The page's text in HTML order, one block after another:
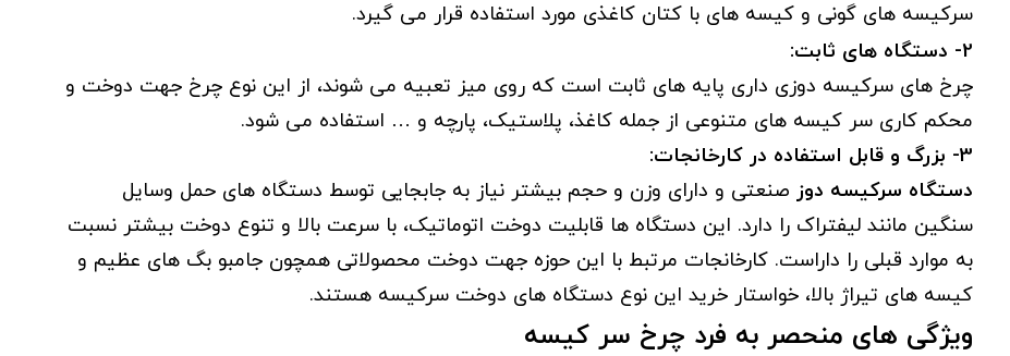
سرکیسه های گونی و کیسه های با کتان کاغذی مورد استفاده قرار می گیرد.
2- دستگاه های ثابت:
چرخ های سرکیسه دوزی داری پایه های ثابت است که روی میز تعبیه می شوند، از این نوع چرخ جهت دوخت و
محکم کاری سر کیسه های متنوعی از جمله کاغذ، پلاستیک، پارچه و … استفاده می شود.
3- بزرگ و قابل استفاده در کارخانجات:
دستگاه سرکیسه دوز صنعتی و دارای وزن و حجم بیشتر نیاز به جابجایی توسط دستگاه های حمل وسایل
سنگین مانند لیفتراک را دارد. این دستگاه ها قابلیت دوخت اتوماتیک، با سرعت بالا و تنوع دوخت بیشتر نسبت
به موارد قبلی را داراست. کارخانجات مرتبط با این حوزه جهت دوخت محصولاتی همچون جامبو بگ های عظیم و
کیسه های تیراژ بالا، خواستار خرید این نوع دستگاه های دوخت سرکیسه هستند.
ویژگی های منحصر به فرد چرخ سر کیسه